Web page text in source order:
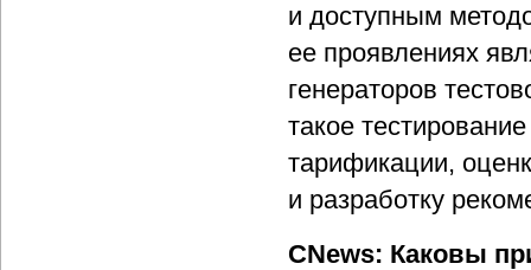
и доступным
ее проявлениях
генераторов
такое
тарификации,
и разработку
CNews: Каковы